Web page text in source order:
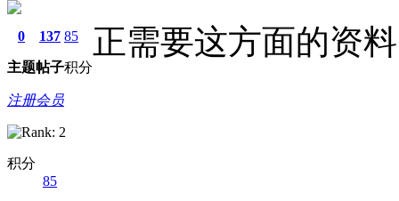
0
主题
137
帖子
85
积分
注册会员
积分
85
正需要这方面的资